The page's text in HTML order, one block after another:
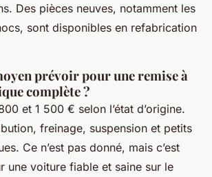
Des pièces neuves, notamment les
sont disponibles en refabrication
prévoir pour une remise à
complète ?
et 1 500 € selon l’état d’origine.
freinage, suspension et petits
Ce n’est pas donné, mais c’est
une voiture fiable et saine sur le